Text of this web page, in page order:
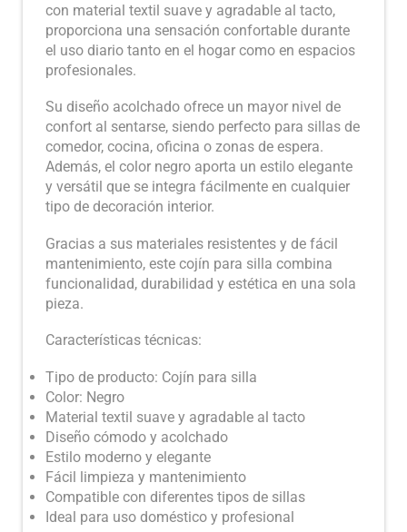
con material textil suave y agradable al tacto,
proporciona una sensación confortable durante
el uso diario tanto en el hogar como en espacios
profesionales.
Su diseño acolchado ofrece un mayor nivel de
confort al sentarse, siendo perfecto para sillas de
comedor, cocina, oficina o zonas de espera.
Además, el color negro aporta un estilo elegante
y versátil que se integra fácilmente en cualquier
tipo de decoración interior.
Gracias a sus materiales resistentes y de fácil
mantenimiento, este cojín para silla combina
funcionalidad, durabilidad y estética en una sola
pieza.
Características técnicas:
Tipo de producto: Cojín para silla
Color: Negro
Material textil suave y agradable al tacto
Diseño cómodo y acolchado
Estilo moderno y elegante
Fácil limpieza y mantenimiento
Compatible con diferentes tipos de sillas
Ideal para uso doméstico y profesional